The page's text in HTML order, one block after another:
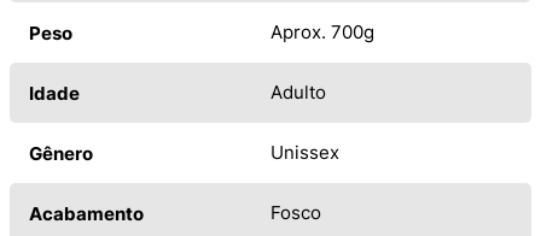
Peso Aprox. 700g
Idade Adulto
Gênero Unissex
Acabamento Fosco